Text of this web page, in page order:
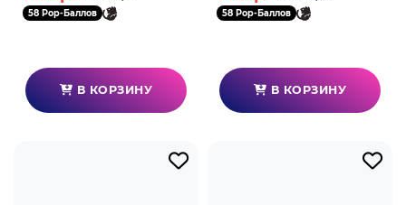
58 Pop-Баллов
В КОРЗИНУ
58 Pop-Баллов
В КОРЗИНУ